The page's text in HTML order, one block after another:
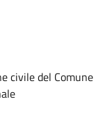
civile del Comune